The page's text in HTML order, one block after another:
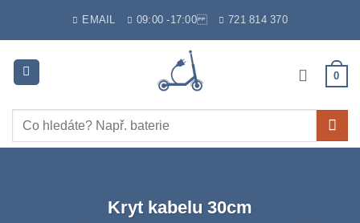
EMAIL 09:00 -17:00 721 814 370
0
Hledat:
Kryt kabelu 30cm